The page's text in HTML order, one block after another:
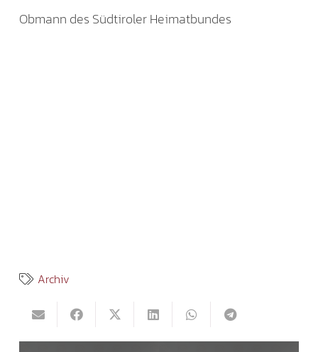
Obmann des Südtiroler Heimatbundes
Archiv